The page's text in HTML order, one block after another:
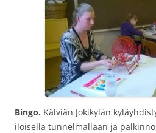
Bingo. Kälviän Jokikylän
iloisella tunnelmallaan ja